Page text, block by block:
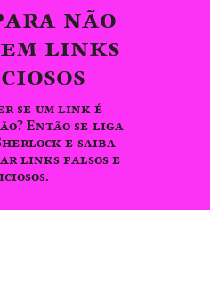
não
links
se um link é
Então se liga
e saiba
links falsos e